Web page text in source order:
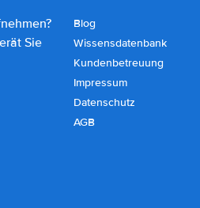
Sie
Blog
Wissensdatenbank
Kundenbetreuung
Impressum
Datenschutz
AGB